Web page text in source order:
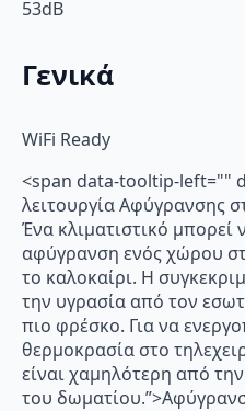
53dB
Γενικά
WiFi Ready
<span data-tooltip-left=""
λειτουργία Αφύγρανσης
Ένα κλιματιστικό μπορεί
αφύγρανση ενός χώρου
το καλοκαίρι. Η
την υγρασία από τον
πιο φρέσκο. Για να
θερμοκρασία στο
είναι χαμηλότερη από
του